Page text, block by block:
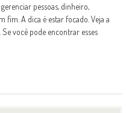
pessoas, dinheiro,
fim. A dica é estar focado. Veja a
você pode encontrar esses